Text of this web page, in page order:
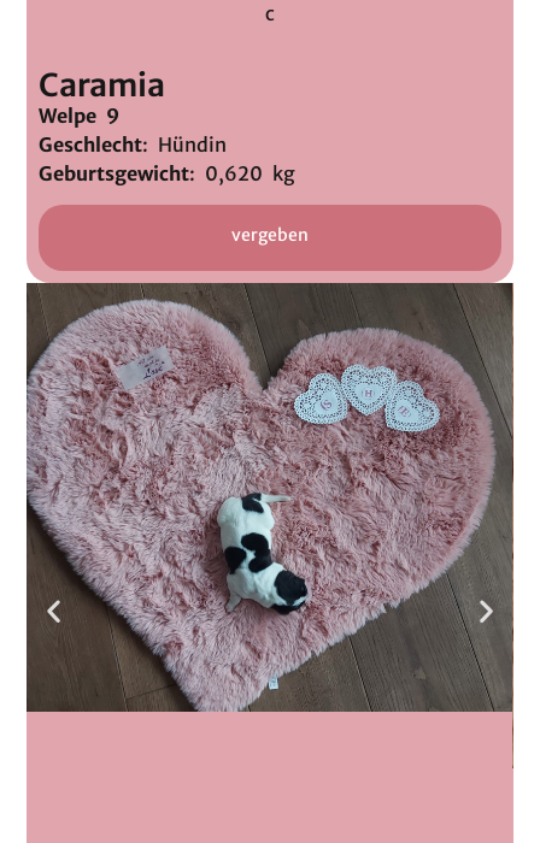
c
Caramia
Welpe 9
Geschlecht: Hündin
Geburtsgewicht: 0,620 kg
vergeben